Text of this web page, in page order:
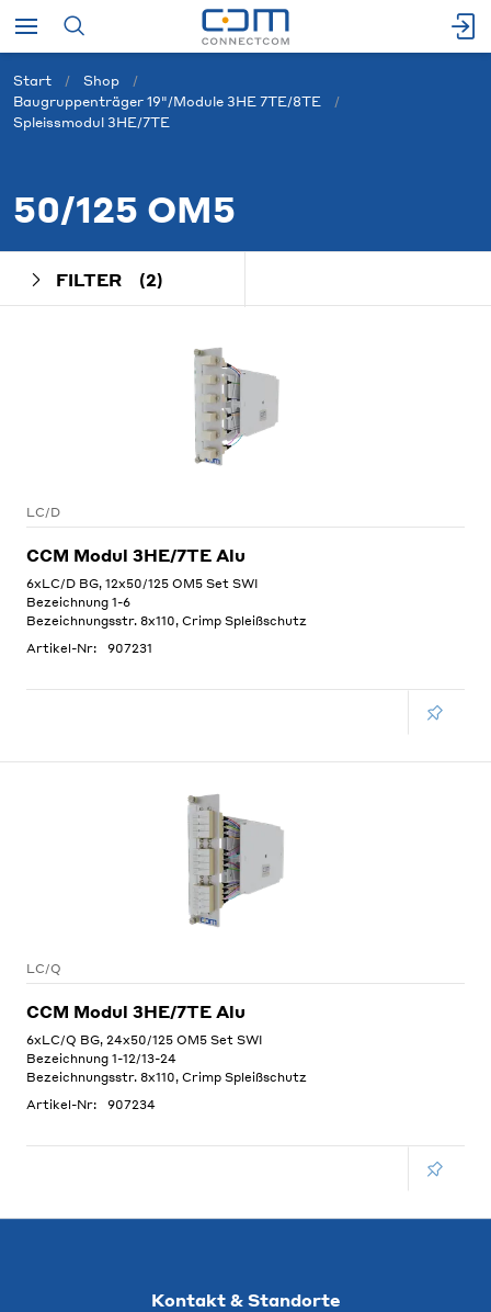
Start
Shop
Baugruppenträger 19"/Module 3HE 7TE/8TE
Spleissmodul 3HE/7TE
50/125 OM5
FILTER (2)
LC/D
CCM Modul 3HE/7TE Alu
6xLC/D BG, 12x50/125 OM5 Set SWI
Bezeichnung 1-6
Bezeichnungsstr. 8x110, Crimp Spleißschutz
Artikel-Nr:
907231
LC/Q
CCM Modul 3HE/7TE Alu
6xLC/Q BG, 24x50/125 OM5 Set SWI
Bezeichnung 1-12/13-24
Bezeichnungsstr. 8x110, Crimp Spleißschutz
Artikel-Nr:
907234
Kontakt & Standorte